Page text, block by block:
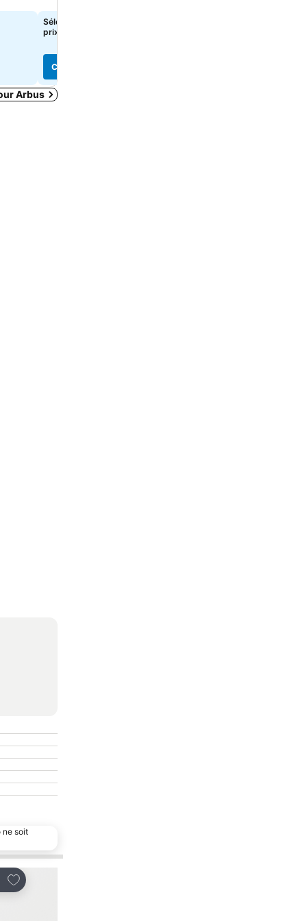
Sélectionnez des dates pour voir les
prix exacts
Consulter les prix
Arbus
ne soit
Ajouter à mes favoris